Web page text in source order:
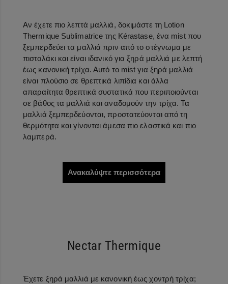
Αν έχετε πιο λεπτά μαλλιά, δοκιμάστε τη Lotion
Thermique Sublimatrice της Kérastase, ένα mist που
ξεμπερδεύει τα μαλλιά πριν από το στέγνωμα με
πιστολάκι και είναι ιδανικό για ξηρά μαλλιά με λεπτή
έως κανονική τρίχα. Αυτό το mist για ξηρά μαλλιά
είναι πλούσιο σε θρεπτικά λιπίδια και άλλα
απαραίτητα θρεπτικά συστατικά που περιποιούνται
σε βάθος τα μαλλιά και αναδομούν την τρίχα. Τα
μαλλιά ξεμπερδεύονται, προστατεύονται από τη
θερμότητα και γίνονται άμεσα πιο ελαστικά και πιο
λαμπερά.
Ανακαλύψτε περισσότερα
Nectar Thermique
Έχετε ξηρά μαλλιά με κανονική έως χοντρή τρίχα;